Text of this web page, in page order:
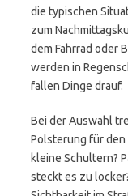
die typischen
zum
dem Fahrrad oder
werden in
fallen Dinge drauf.
Bei der Auswahl
Polsterung für den
kleine Schultern?
steckt es zu